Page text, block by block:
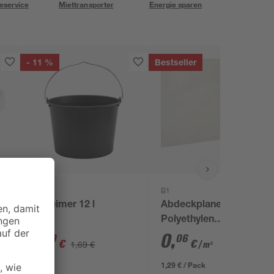
Miettransporter Energie sparen
- 11 %
Baueimer 12 l
49 € 1,69 €
Bestseller
B1
Abdeckplane
Polyethylen
transparent 4 x 5 m
0,06 €/ m²
1,29 € / Pack